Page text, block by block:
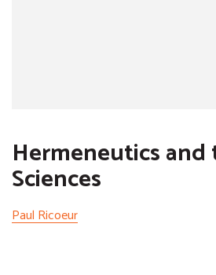
Hermeneutics
Sciences
Paul Ricoeur